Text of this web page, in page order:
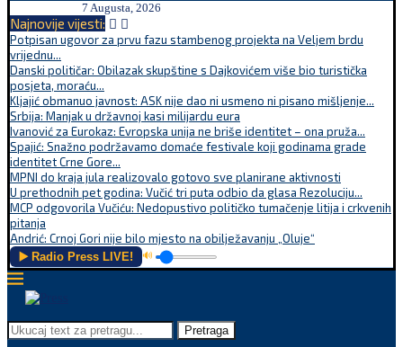
7 Augusta, 2026
Najnovije vijesti:
Potpisan ugovor za prvu fazu stambenog projekta na Veljem brdu
vrijednu...
Danski političar: Obilazak skupštine s Dajkovićem više bio turistička
posjeta, moraću...
Kljajić obmanuo javnost: ASK nije dao ni usmeno ni pisano mišljenje...
Srbija: Manjak u državnoj kasi milijardu eura
Ivanović za Eurokaz: Evropska unija ne briše identitet – ona pruža...
Spajić: Snažno podržavamo domaće festivale koji godinama grade
identitet Crne Gore...
MPNI do kraja jula realizovalo gotovo sve planirane aktivnosti
U prethodnih pet godina: Vučić tri puta odbio da glasa Rezoluciju...
MCP odgovorila Vučiću: Nedopustivo političko tumačenje litija i crkvenih
pitanja
Andrić: Crnoj Gori nije bilo mjesto na obilježavanju „Oluje“
▶️ Radio Press LIVE! 🔊
Pretraga